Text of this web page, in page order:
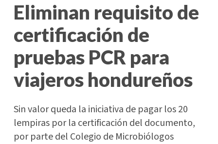
Eliminan requisito de
certificación de
pruebas PCR para
viajeros hondureños
Sin valor queda la iniciativa de pagar los 20
lempiras por la certificación del documento,
por parte del Colegio de Microbiólogos